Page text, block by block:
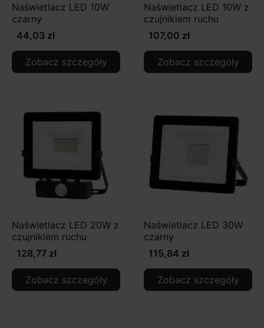
Naświetlacz LED 10W
czarny
44,03 zł
Zobacz szczegóły
Naświetlacz LED 10W z
czujnikiem ruchu
107,00 zł
Zobacz szczegóły
Naświetlacz LED 20W z
czujnikiem ruchu
128,77 zł
Zobacz szczegóły
Naświetlacz LED 30W
czarny
115,84 zł
Zobacz szczegóły